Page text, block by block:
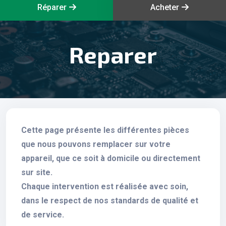
Réparer Acheter
Reparer
Cette page présente les différentes pièces
que nous pouvons remplacer sur votre
appareil, que ce soit à domicile ou directement
sur site.
Chaque intervention est réalisée avec soin,
dans le respect de nos standards de qualité et
de service.